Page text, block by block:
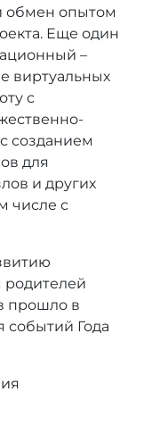
обмен опытом
Еще один
–
виртуальных
с
созданием
для
и других
числе с
родителей
прошло в
событий Года